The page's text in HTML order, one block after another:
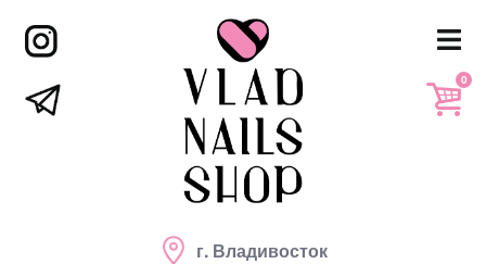
г. Владивосток
0